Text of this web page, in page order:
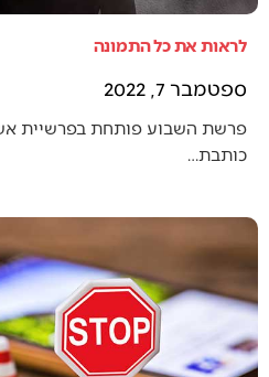
לראות את כל התמונה
ספטמבר 7, 2022
פרשת השבוע פותחת בפרשיית
כותבת…